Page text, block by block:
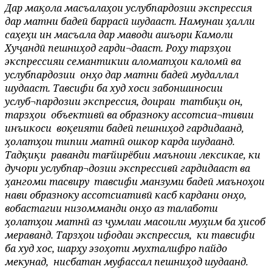
Дар мақола масъалаҳои услубпардозии экспрессия
дар матни бадеӣ баррасӣ шудааст. Намунаи ҳалли
саҳеҳи ин масъала дар маводи ашъори Камоли
Хуҷандӣ пешниҳод гарди¬дааст. Роҳу тарзҳои
экспрессияи семантикии аломатҳои каломӣ ва
услубпардозии онҳо дар матни бадеӣ мудаллал
шудааст. Тавсифи ба худ хоси забоншиносии
услуб¬пардозии экспрессия, доираи татбиқи он,
тарзҳои объективӣ ва образноку ассотсиа¬тивии
инъикоси воқеияти бадеӣ пешниҳод гардидаанд,
ҳолатҳои типии матнӣ ошкор карда шудаанд.
Тадқиқи раванди тағйирёбии маъноии лексикае, ки
дучори услубпар¬дозии экспрессивӣ гардидааст ва
ҳангоми тасвиру тавсифи манзуми бадеӣ маъноҳои
нави образноку ассотсиативӣ касб кардани онҳо,
вобастагии низомманди онҳо аз талаботи
ҳолатҳои матнӣ аз ҷумлаи масоили муҳим ба ҳисоб
мераванд. Тарзҳои ифодаи экспрессия, ки тавсифи
ба худ хос, шарҳу эзоҳоти мухталифро пайдо
мекунад, нисбатан муфассал пешниҳод шудаанд.